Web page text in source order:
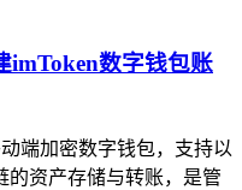
imToken数字钱包账
端加密数字钱包，支持以
的资产存储与转账，是管